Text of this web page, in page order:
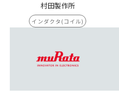
村田製作所
インダクタ(コイル)